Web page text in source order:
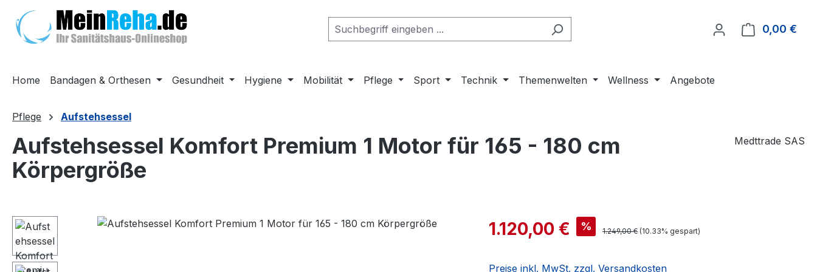
Hauptinhalt springen
Zur Suche springen
Zur Hauptnavigation springen
0,00 €
Home Bandagen & Orthesen Gesundheit Hygiene Mobilität Pflege Sport Technik Themenwelten Wellness Angebote
Pflege Aufstehsessel
Aufstehsessel Komfort Premium 1 Motor für 165 - 180 cm
Körpergröße
Medttrade SAS
Bildergalerie überspringen 1.120,00 € % 1.249,00 € (10.33% gespart)
Preise inkl. MwSt. zzgl. Versandkosten